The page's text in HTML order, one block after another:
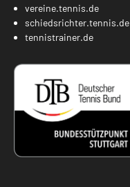
vereine.tennis.de
schiedsrichter.tennis.de
tennistrainer.de